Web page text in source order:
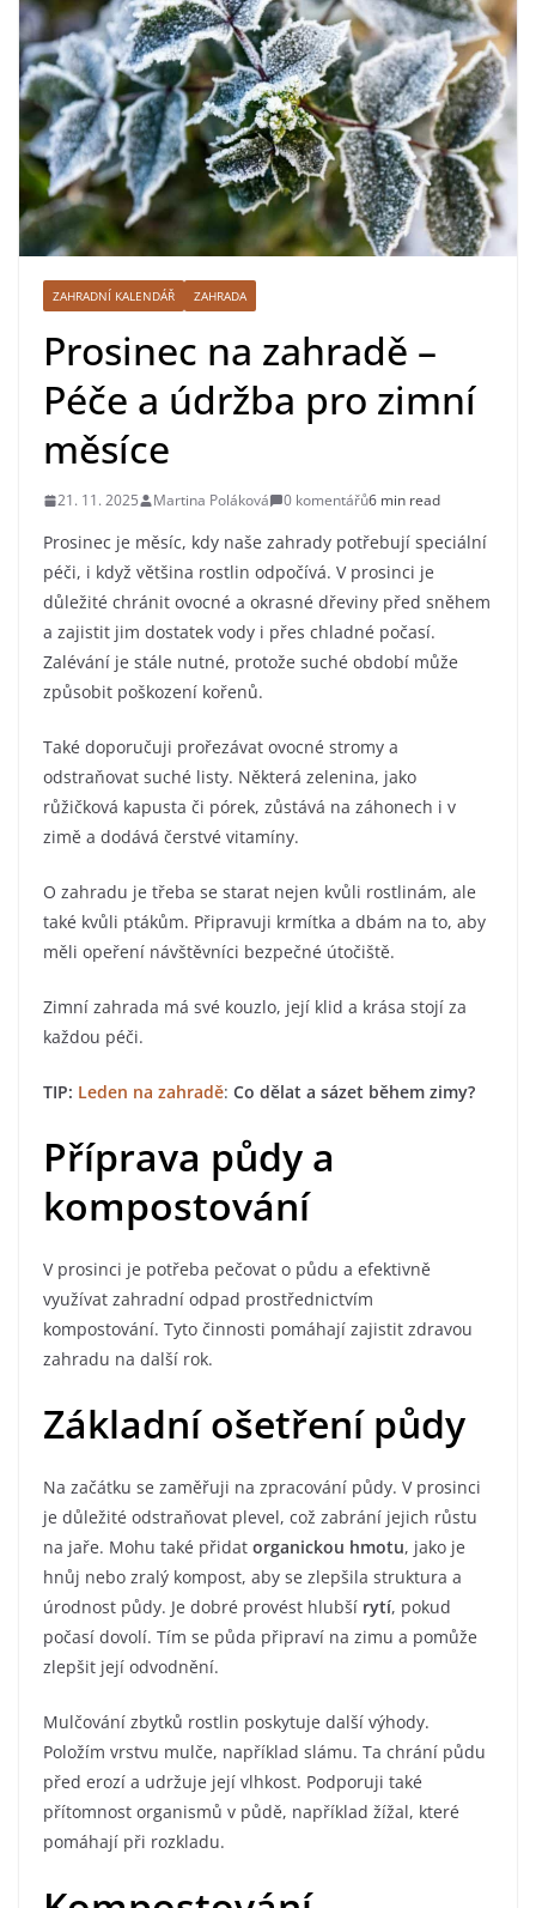
ZAHRADNÍ KALENDÁŘ ZAHRADA
Prosinec na zahradě –
Péče a údržba pro zimní
měsíce
21. 11. 2025 Martina Poláková 0 komentářů6 min read
Prosinec je měsíc, kdy naše zahrady potřebují speciální
péči, i když většina rostlin odpočívá. V prosinci je
důležité chránit ovocné a okrasné dřeviny před sněhem
a zajistit jim dostatek vody i přes chladné počasí.
Zalévání je stále nutné, protože suché období může
způsobit poškození kořenů.
Také doporučuji prořezávat ovocné stromy a
odstraňovat suché listy. Některá zelenina, jako
růžičková kapusta či pórek, zůstává na záhonech i v
zimě a dodává čerstvé vitamíny.
O zahradu je třeba se starat nejen kvůli rostlinám, ale
také kvůli ptákům. Připravuji krmítka a dbám na to, aby
měli opeření návštěvníci bezpečné útočiště.
Zimní zahrada má své kouzlo, její klid a krása stojí za
každou péči.
TIP: Leden na zahradě: Co dělat a sázet během zimy?
Příprava půdy a
kompostování
V prosinci je potřeba pečovat o půdu a efektivně
využívat zahradní odpad prostřednictvím
kompostování. Tyto činnosti pomáhají zajistit zdravou
zahradu na další rok.
Základní ošetření půdy
Na začátku se zaměřuji na zpracování půdy. V prosinci
je důležité odstraňovat plevel, což zabrání jejich růstu
na jaře. Mohu také přidat organickou hmotu, jako je
hnůj nebo zralý kompost, aby se zlepšila struktura a
úrodnost půdy. Je dobré provést hlubší rytí, pokud
počasí dovolí. Tím se půda připraví na zimu a pomůže
zlepšit její odvodnění.
Mulčování zbytků rostlin poskytuje další výhody.
Položím vrstvu mulče, například slámu. Ta chrání půdu
před erozí a udržuje její vlhkost. Podporuji také
přítomnost organismů v půdě, například žížal, které
pomáhají při rozkladu.